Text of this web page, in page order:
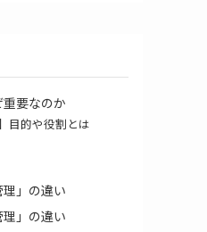
要なのか
目的や役割とは
」の違い
」の違い